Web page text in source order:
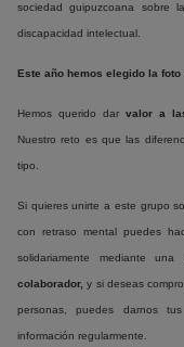
sociedad guipuzcoana sobre
discapacidad intelectual.
Este año hemos elegido la foto
Hemos querido darvalor a
Nuestro reto es que las
tipo.
Si quieres unirte a este grupo
con retraso mental puedes
solidariamente mediante
colaborador, y si deseas
personas, puedes darnos
información regularmente.